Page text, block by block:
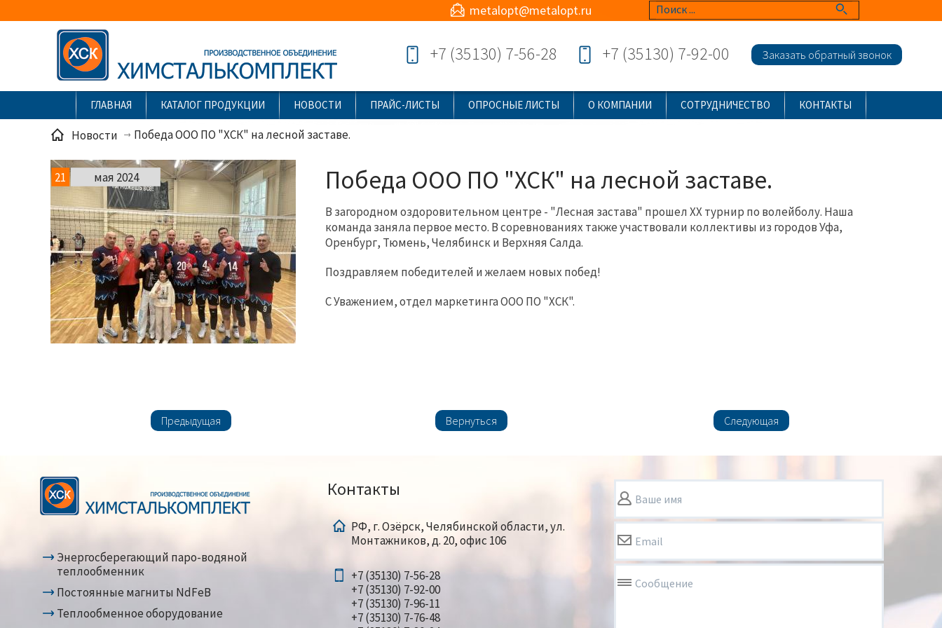
metalopt@metalopt.ru
+7 (35130) 7-56-28 +7 (35130) 7-92-00 Заказать обратный звонок
ГЛАВНАЯ КАТАЛОГ ПРОДУКЦИИ НОВОСТИ ПРАЙС-ЛИСТЫ ОПРОСНЫЕ ЛИСТЫ О КОМПАНИИ СОТРУДНИЧЕСТВО КОНТАКТЫ
Новости Победа ООО ПО "ХСК" на лесной заставе.
21 мая 2024 Победа ООО ПО "ХСК" на лесной заставе.
В загородном оздоровительном центре - "Лесная застава" прошел ХХ турнир по волейболу. Наша
команда заняла первое место. В соревнованиях также участвовали коллективы из городов Уфа,
Оренбург, Тюмень, Челябинск и Верхняя Салда.
Поздравляем победителей и желаем новых побед!
С Уважением, отдел маркетинга ООО ПО "ХСК".
Предыдущая Вернуться Следующая
Энергосберегающий паро-водяной
теплообменник
Постоянные магниты NdFeB
Теплообменное оборудование
Контакты
РФ, г. Озёрск, Челябинской области, ул.
Монтажников, д. 20, офис 106
+7 (35130) 7-56-28
+7 (35130) 7-92-00
+7 (35130) 7-96-11
+7 (35130) 7-76-48
Ваше имя
Email
Сообщение